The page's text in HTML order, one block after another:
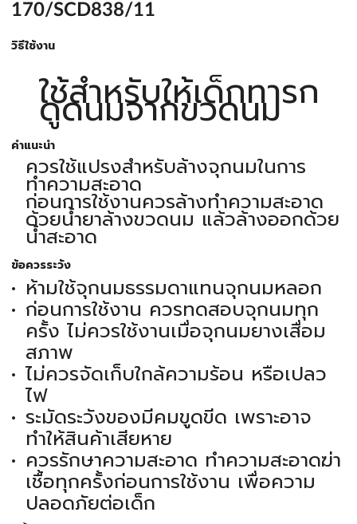
170/SCD838/11
วิธีใช้งาน
ใช้สำหรับให้เด็กทารก
ดูดนมจากขวดนม
คำแนะนำ
ควรใช้แปรงสำหรับล้างจุกนมในการ
ทำความสะอาด
ก่อนการใช้งานควรล้างทำความสะอาด
ด้วยน้ำยาล้างขวดนม แล้วล้างออกด้วย
น้ำสะอาด
ข้อควรระวัง
ห้ามใช้จุกนมธรรมดาแทนจุกนมหลอก
ก่อนการใช้งาน ควรทดสอบจุกนมทุก
ครั้ง ไม่ควรใช้งานเมื่อจุกนมยางเสื่อม
สภาพ
ไม่ควรจัดเก็บใกล้ความร้อน หรือเปลว
ไฟ
ระมัดระวังของมีคมขูดขีด เพราะอาจ
ทำให้สินค้าเสียหาย
ควรรักษาความสะอาด ทำความสะอาดฆ่า
เชื้อทุกครั้งก่อนการใช้งาน เพื่อความ
ปลอดภัยต่อเด็ก